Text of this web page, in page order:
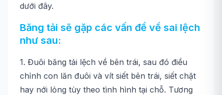
dưới đây.
Băng tải sẽ gặp các vấn đề về sai lệch
như sau:
1. Đuôi băng tải lệch về bên trái, sau đó điều
chỉnh con lăn đuôi và vít siết bên trái, siết chặt
hay nới lỏng tùy theo tình hình tại chỗ. Tương